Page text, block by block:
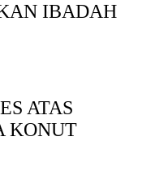
IBADAH
ATAS
KONUT